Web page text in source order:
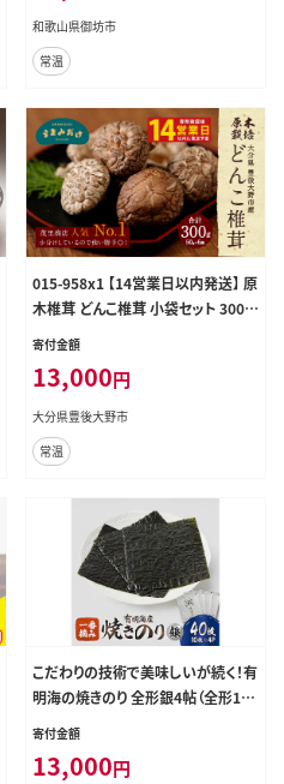
和歌山県御坊市
常温
015-958x1 【14営業日以内発送】 原
木椎茸 どんこ椎茸 小袋セット 300g
(50g×6袋)うまみだけ
寄付金額
13,000円
大分県豊後大野市
常温
こだわりの技術で美味しいが続く！有
明海の焼きのり 全形銀4帖（全形10
枚分×4） [FCO001]
寄付金額
13,000円